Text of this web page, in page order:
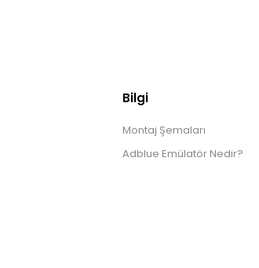
Bilgi
Montaj Şemaları
Adblue Emülatör Nedir?